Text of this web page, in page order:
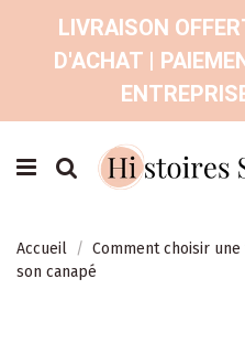
LIVRAISON
D'ACHAT |
Accueil
Comment choisir
son canapé